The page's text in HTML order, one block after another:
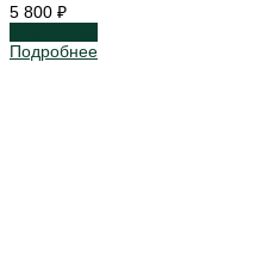
5 800 ₽
Подробнее